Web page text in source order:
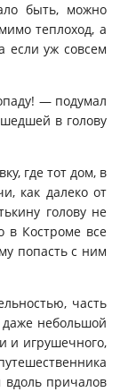
быть, можно
теплоход, а
если уж совсем
— подумал
в голову
где тот дом, в
как далеко от
голову не
в Костроме все
попасть с ним
часть
небольшой
и игрушечного,
вдоль причалов